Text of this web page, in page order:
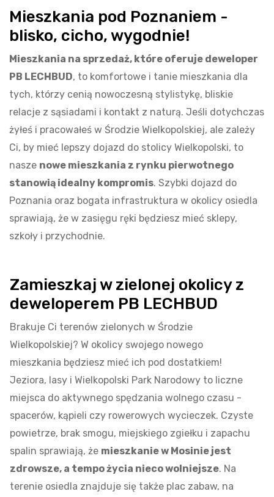
Mieszkania pod Poznaniem -
blisko, cicho, wygodnie!
Mieszkania na sprzedaż, które oferuje deweloper
PB LECHBUD, to komfortowe i tanie mieszkania dla
tych, którzy cenią nowoczesną stylistykę, bliskie
relacje z sąsiadami i kontakt z naturą. Jeśli dotychczas
żyłeś i pracowałeś w Środzie Wielkopolskiej, ale zależy
Ci, by mieć lepszy dojazd do stolicy Wielkopolski, to
nasze nowe mieszkania z rynku pierwotnego
stanowią idealny kompromis. Szybki dojazd do
Poznania oraz bogata infrastruktura w okolicy osiedla
sprawiają, że w zasięgu ręki będziesz mieć sklepy,
szkoły i przychodnie.
Zamieszkaj w zielonej okolicy z
deweloperem PB LECHBUD
Brakuje Ci terenów zielonych w Środzie
Wielkopolskiej? W okolicy swojego nowego
mieszkania będziesz mieć ich pod dostatkiem!
Jeziora, lasy i Wielkopolski Park Narodowy to liczne
miejsca do aktywnego spędzania wolnego czasu -
spacerów, kąpieli czy rowerowych wycieczek. Czyste
powietrze, brak smogu, miejskiego zgiełku i zapachu
spalin sprawiają, że mieszkanie w Mosinie jest
zdrowsze, a tempo życia nieco wolniejsze. Na
terenie osiedla znajduje się także plac zabaw, na